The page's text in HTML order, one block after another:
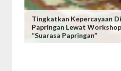
Tingkatkan Kepercayaan
Papringan Lewat
“Suarasa Papringan”